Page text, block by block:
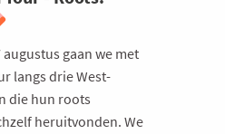
gaan we met
langs drie West-
die hun roots
heruitvonden. We